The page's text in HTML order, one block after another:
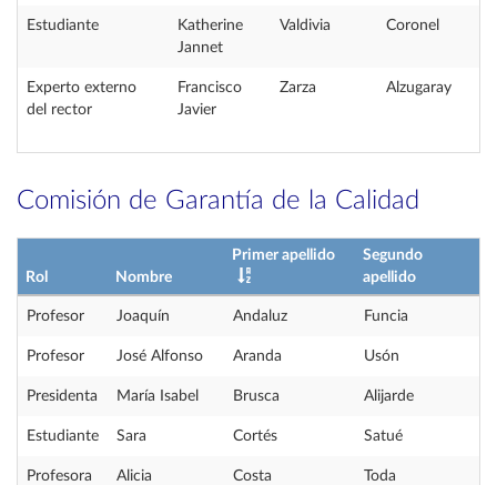
Estudiante
Katherine
Jannet
Valdivia Coronel
Experto externo
del rector
Francisco
Javier
Zarza Alzugaray
Comisión de Garantía de la Calidad
Rol Nombre
Primer apellido
Segundo
apellido
Profesor Joaquín Andaluz Funcia
Profesor José Alfonso Aranda Usón
Presidenta María Isabel Brusca Alijarde
Estudiante Sara Cortés Satué
Profesora Alicia Costa Toda